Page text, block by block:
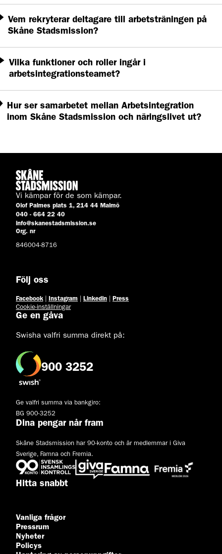
Vem rekryterar deltagare till arbetsträningen på
Skåne Stadsmission?
Vilka funktioner och roller ingår i
arbetsintegrationsteamet?
Hur ser samarbetet mellan Arbetsintegration
inom Skåne Stadsmission och näringslivet ut?
Vi kämpar för de som kämpar.
Olof Palmes plats 1, 214 44 Malmö
040 - 664 22 40
info@skanestadsmission.se
Org. nr
846004-8716
Följ oss
Facebook Instagram Linkedin
Press
Cookie-inställningar
Ge en gåva
Swisha valfri summa direkt på:
900 3252
Ge valfri summa via bankgiro:
BG 900-3252
Dina pengar når fram
Skåne Stadsmission har 90-konto och är medlemmar i Giva
Sverige, Famna och Fremia.
Hitta snabbt
Vanliga frågor
Pressrum
Nyheter
Policys